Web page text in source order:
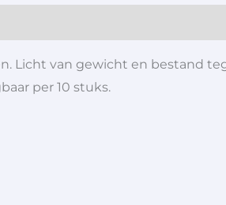
Licht van gewicht en bestand
per 10 stuks.